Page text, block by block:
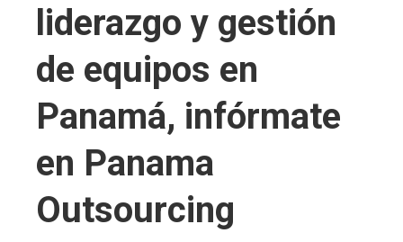
liderazgo y gestión
de equipos en
Panamá, infórmate
en Panama
Outsourcing